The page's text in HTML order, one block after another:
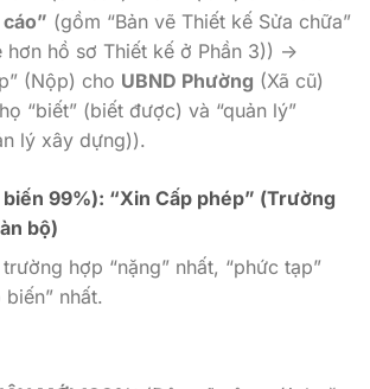
(gồm “Bản vẽ Thiết kế Sửa chữa”
hơn hồ sơ Thiết kế ở Phần 3)) ->
(Nộp) cho UBND Phường (Xã cũ)
“biết” (biết được) và “quản lý”
lý xây dựng)).
biến 99%): “Xin Cấp phép” (Trường
bộ)
hợp “nặng” nhất, “phức tạp”
nhất.